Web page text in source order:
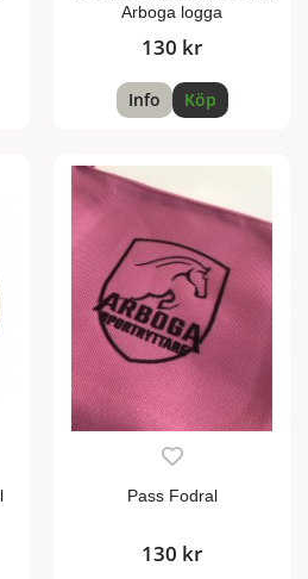
Arboga logga
130 kr
Info Köp
Pass Fodral
130 kr